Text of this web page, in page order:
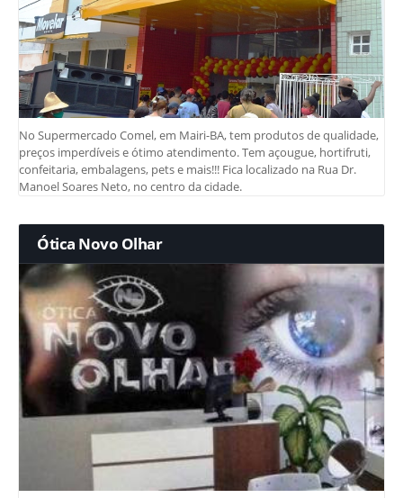
No Supermercado Comel, em Mairi-BA, tem produtos de qualidade,
preços imperdíveis e ótimo atendimento. Tem açougue, hortifruti,
confeitaria, embalagens, pets e mais!!! Fica localizado na Rua Dr.
Manoel Soares Neto, no centro da cidade.
Ótica Novo Olhar